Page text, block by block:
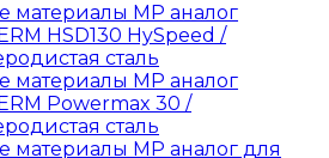
материалы MP аналог
HSD130 HySpeed /
сталь
материалы MP аналог
Powermax 30 /
сталь
материалы MP аналог для